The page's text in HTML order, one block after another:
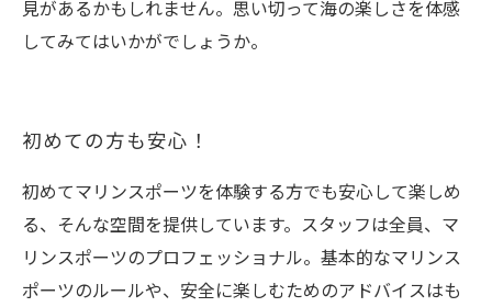
見があるかもしれません。思い切って海の楽しさを体感
してみてはいかがでしょうか。
初めての方も安心！
初めてマリンスポーツを体験する方でも安心して楽しめ
る、そんな空間を提供しています。スタッフは全員、マ
リンスポーツのプロフェッショナル。基本的なマリンス
ポーツのルールや、安全に楽しむためのアドバイスはも